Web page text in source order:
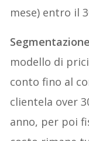
mese) entro il
modello di
conto fino al
clientela over
anno, per poi